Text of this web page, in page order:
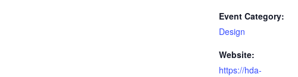
Event Category:
Design
Website:
https://hda-